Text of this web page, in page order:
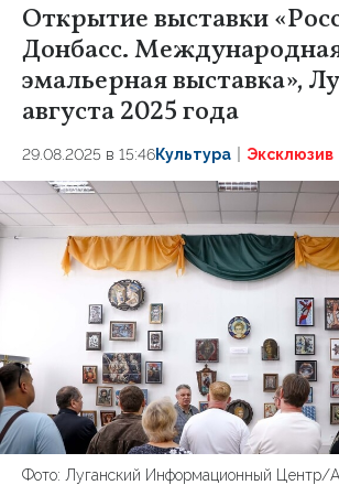
Открытие выставки
Донбасс.
эмальерная выставка»,
августа 2025 года
29.08.2025 в 15:46Культура Эксклюзив
Фото: Луганский Информационный Центр/